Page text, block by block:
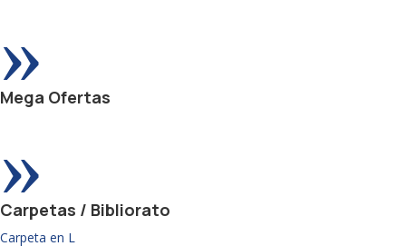
»
Mega Ofertas
»
Carpetas / Bibliorato
Carpeta en L